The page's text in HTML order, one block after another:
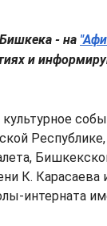
- на
и
культурное
К. Карасаева
интерната